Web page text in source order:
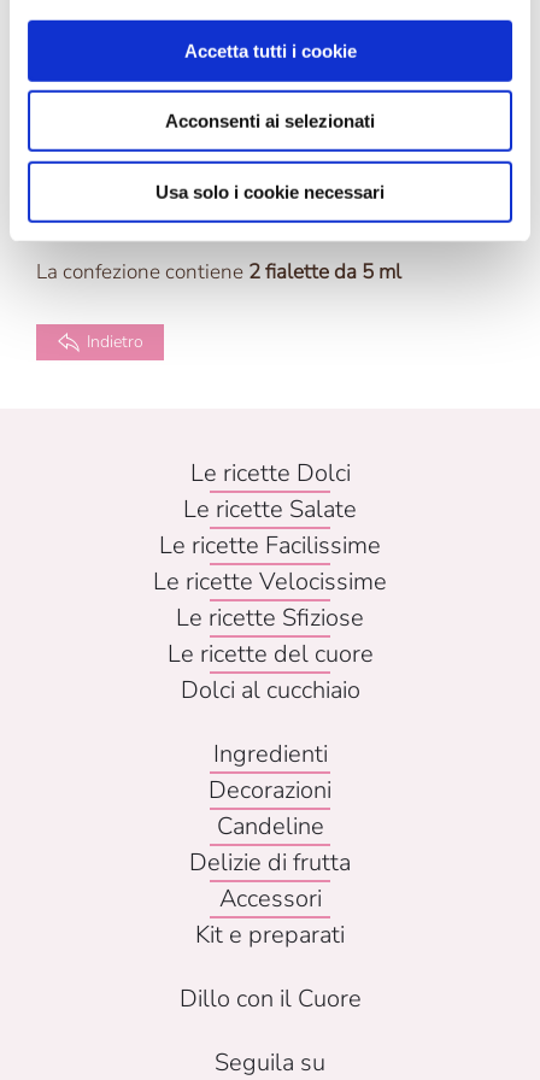
Accetta tutti i cookie
Acconsenti ai selezionati
Usa solo i cookie necessari
Ideale per torte, dolci da forno, creme e gelati
Senza glutine
Senza coloranti
La confezione contiene 2 fialette da 5 ml
Indietro
Le ricette Dolci
Le ricette Salate
Le ricette Facilissime
Le ricette Velocissime
Le ricette Sfiziose
Le ricette del cuore
Dolci al cucchiaio
Ingredienti
Decorazioni
Candeline
Delizie di frutta
Accessori
Kit e preparati
Dillo con il Cuore
Seguila su